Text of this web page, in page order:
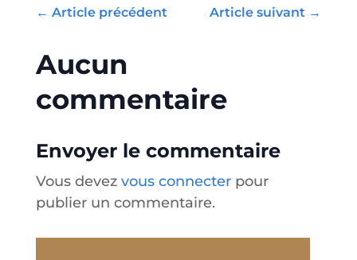
← Article précédent Article suivant →
Aucun
commentaire
Envoyer le commentaire
Vous devez vous connecterpour
publier un commentaire.